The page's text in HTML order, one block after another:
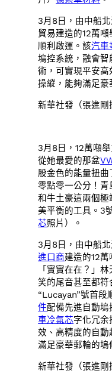
3月8日，由中船
貿易建造的12萬
順利啟運。該汽車
塢控系統，融會
術，可實現平安
操縱，能夠滿足豪
新華社發（張進剛
3月8日，12萬噸
從她最愛的那盆
股金色的能量扭
零點零一公分！
和牛土豪這兩個極
美平衡的工具。3
芯照片）。
3月8日，由中船
進口商建造的12萬
「實實在在？」
笑的尾音甚至都符
“Lucayan”號首段
件配備先進自動
車冷氣芯字化冗余
效、高精度的自動
滿足豪華郵輪的塢
新華社發（張進剛